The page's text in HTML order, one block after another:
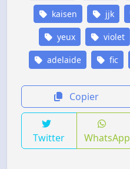
kaisen jjk
yeux violet
adelaide fic
Copier
Twitter WhatsApp